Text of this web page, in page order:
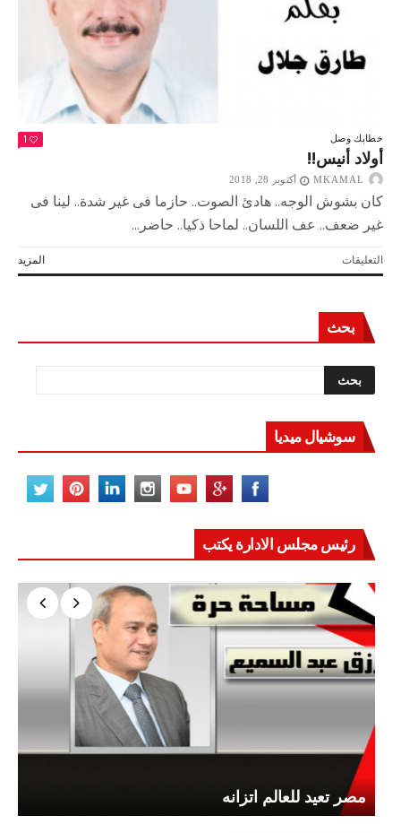
خطابك وصل 1
أولاد أنيس!!
MKAMAL أكتوبر 28, 2018
كان بشوش الوجه.. هادئ الصوت.. حازما فى غير شدة.. لينا فى
غير ضعف.. عف اللسان.. لماحا ذكيا.. حاضر...
المزيد التعليقاتعلى
أولاد
مغلقة
بحث
سوشيال ميديا
رئيس مجلس الادارة يكتب
مصر تعيد للعالم اتزانه